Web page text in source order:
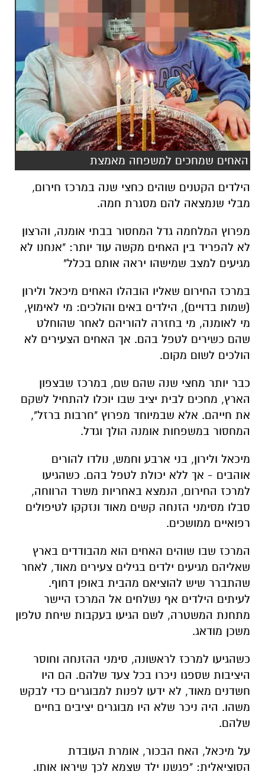
האחים שמחכים למשפחה מאמצת
הילדים הקטנים שוהים כחצי שנה במרכז חירום,
מבלי שנמצאה להם מסגרת חמה.
מפרוץ המלחמה גדל המחסור בבתי אומנה, והרצון
לא להפריד בין האחים מקשה עוד יותר: "אנחנו לא
מגיעים למצב שמישהו יראה אותם בכלל"
במרכז החירום שאליו הובהלו האחים מיכאל ולירון
(שמות בדויים), הילדים באים והולכים: מי לאימוץ,
מי לאומנה, מי בחזרה להוריהם לאחר שהוחלט
שהם כשירים לטפל בהם. אך האחים הצעירים לא
הולכים לשום מקום.
כבר יותר מחצי שנה שהם שם, במרכז שבצפון
הארץ, מחכים לבית יציב שבו יוכלו להתחיל לשקם
את חייהם. אלא שבמיוחד מפרוץ "חרבות ברזל",
המחסור במשפחות אומנה הולך וגדל.
מיכאל ולירון, בני ארבע וחמש, נולדו להורים
אוהבים - אך ללא יכולת לטפל בהם. כשהגיעו
למרכז החירום, הנמצא באחריות משרד הרווחה,
סבלו מסימני הזנחה קשים מאוד ונזקקו לטיפולים
רפואיים ממושכים.
המרכז שבו שוהים האחים הוא מהבודדים בארץ
שאליהם מגיעים ילדים בגילים צעירים מאוד, לאחר
שהתברר שיש להוציאם מהבית באופן דחוף.
לעיתים הילדים אף נשלחים אל המרכז היישר
מתחנת המשטרה, לשם הגיעו בעקבות שיחת טלפון
משכן מודאג.
כשהגיעו למרכז לראשונה, סימני ההזנחה וחוסר
היציבות שספגו ניכרו בכל צעד שלהם. הם היו
חשדנים מאוד, לא ידעו לפנות למבוגרים כדי לבקש
משהו. היה ניכר שלא היו מבוגרים יציבים בחיים
שלהם.
על מיכאל, האח הבכור, אומרת העובדת
הסוציאלית: "פגשנו ילד שצמא לכך שיראו אותו.